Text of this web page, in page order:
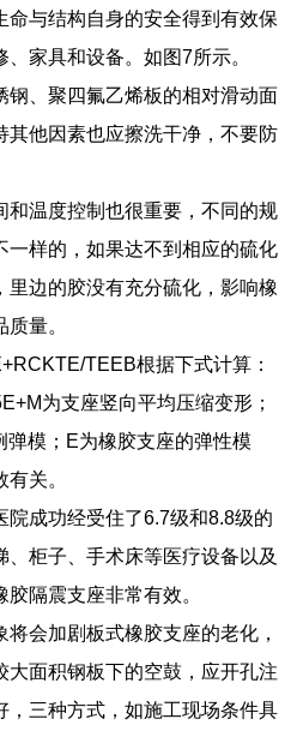
命与结构自身的安全得到有效保
家具和设备。如图7所示。
钢、聚四氟乙烯板的相对滑动面
其他因素也应擦洗干净，不要防
和温度控制也很重要，不同的规
一样的，如果达不到相应的硫化
里边的胶没有充分硫化，影响橡
量。
TEEB根据下式计算：
为支座竖向平均压缩变形；
弹模；E为橡胶支座的弹性模
关。
院成功经受住了6.7级和8.8级的
柜子、手术床等医疗设备以及
隔震支座非常有效。
会加剧板式橡胶支座的老化，
大面积钢板下的空鼓，应开孔注
，三种方式，如施工现场条件具